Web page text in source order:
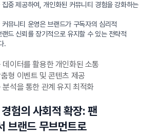
중 제공하여, 개인화된 커뮤니티 경험을 강화하는
뮤니티 운영은 브랜드가 구독자의 심리적
드 신뢰를 장기적으로 유지할 수 있는 전략적
.
이터를 활용한 개인화된 소통
형 이벤트 및 콘텐츠 제공
분석을 통한 관계 유지 최적화
험의 사회적 확장: 팬
브랜드 무브먼트로